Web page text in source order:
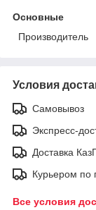
Основные
Производитель
Условия
Самовывоз
Экспресс-
Доставка
Курьером по
Все условия